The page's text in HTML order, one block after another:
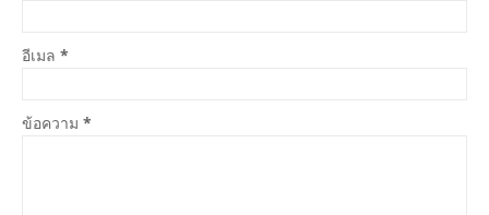
อีเมล *
ข้อความ *